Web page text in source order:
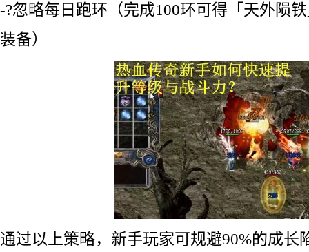
-?忽略每日跑环（完成100环可得「天外陨
装备）
通过以上策略，新手玩家可规避90%的成长